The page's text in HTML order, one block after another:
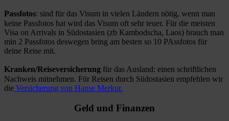
Passfotos: sind für das Visum in vielen Ländern nötig, wenn man
keine Passfotos hat wird das Visum oft sehr teuer. Für die meisten
Visa on Arrivals in Südostasien (zb Kambodscha, Laos) brauch man
min 2 Passfotos deswegen bring am besten so 10 PAssfotos für
deine Reise mit.
Kranken/Reiseversicherung für das Ausland: einen schriftlichen
Nachweis mitnehmen. Für Reisen durch Südostasien empfehlen wir
die Versicherung von Hanse Merkur.
Geld und Finanzen